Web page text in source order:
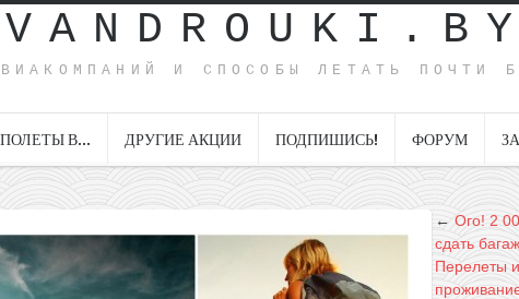
VANDROUKI.BY
И СПОСОБЫ ЛЕТАТЬ ПОЧТИ
ПОЛЕТЫ В… ДРУГИЕ АКЦИИ ПОДПИШИСЬ! ФОРУМ
←Ого! 2
сдать
Перелеты